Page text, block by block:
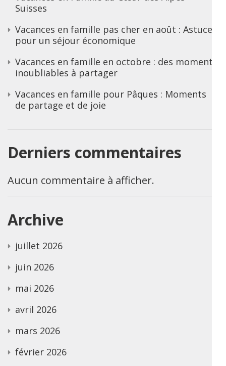
Suisses
Vacances en famille pas cher en août : Astuces
pour un séjour économique
Vacances en famille en octobre : des moments
inoubliables à partager
Vacances en famille pour Pâques : Moments
de partage et de joie
Derniers commentaires
Aucun commentaire à afficher.
Archive
juillet 2026
juin 2026
mai 2026
avril 2026
mars 2026
février 2026